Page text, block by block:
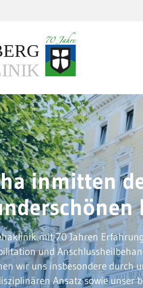
inmitten
mit 70 Jahren
und
wir uns insbesondere durch
Ansatz sowie unser